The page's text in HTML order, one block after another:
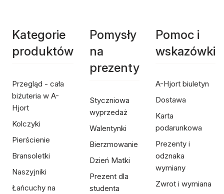
Kategorie
produktów
Przegląd - cała
biżuteria w A-
Hjort
Kolczyki
Pierścienie
Bransoletki
Naszyjniki
Łańcuchy na
Pomysły
na
prezenty
Styczniowa
wyprzedaż
Walentynki
Bierzmowanie
Dzień Matki
Prezent dla
studenta
Pomoc i
wskazówki
A-Hjort biuletyn
Dostawa
Karta
podarunkowa
Prezenty i
odznaka
wymiany
Zwrot i wymiana